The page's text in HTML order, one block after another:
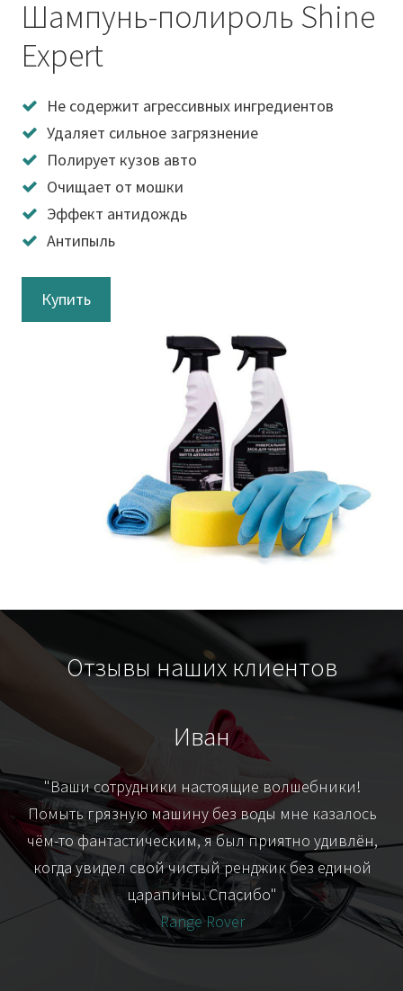
Шампунь-полироль Shine
Expert
Не содержит агрессивных ингредиентов
Удаляет сильное загрязнение
Полирует кузов авто
Очищает от мошки
Эффект антидождь
Антипыль
Купить
Отзывы наших клиентов
Иван
"Ваши сотрудники настоящие волшебники!
Помыть грязную машину без воды мне казалось
чём-то фантастическим, я был приятно удивлён,
когда увидел свой чистый ренджик без единой
царапины. Спасибо"
Range Rover